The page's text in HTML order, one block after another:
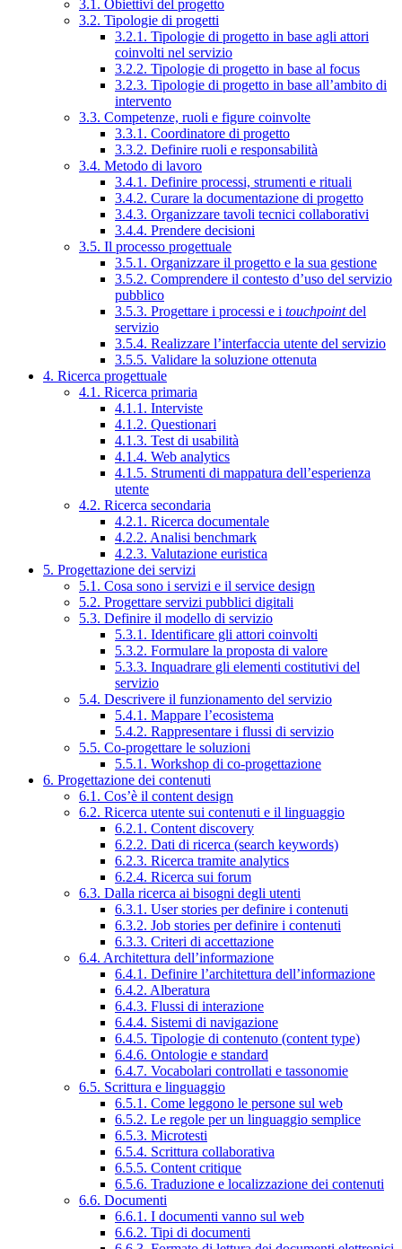
3.1. Obiettivi del progetto
3.2. Tipologie di progetti
3.2.1. Tipologie di progetto in base agli attori
coinvolti nel servizio
3.2.2. Tipologie di progetto in base al focus
3.2.3. Tipologie di progetto in base all’ambito di
intervento
3.3. Competenze, ruoli e figure coinvolte
3.3.1. Coordinatore di progetto
3.3.2. Definire ruoli e responsabilità
3.4. Metodo di lavoro
3.4.1. Definire processi, strumenti e rituali
3.4.2. Curare la documentazione di progetto
3.4.3. Organizzare tavoli tecnici collaborativi
3.4.4. Prendere decisioni
3.5. Il processo progettuale
3.5.1. Organizzare il progetto e la sua gestione
3.5.2. Comprendere il contesto d’uso del servizio
pubblico
3.5.3. Progettare i processi e i touchpointdel
servizio
3.5.4. Realizzare l’interfaccia utente del servizio
3.5.5. Validare la soluzione ottenuta
4. Ricerca progettuale
4.1. Ricerca primaria
4.1.1. Interviste
4.1.2. Questionari
4.1.3. Test di usabilità
4.1.4. Web analytics
4.1.5. Strumenti di mappatura dell’esperienza
utente
4.2. Ricerca secondaria
4.2.1. Ricerca documentale
4.2.2. Analisi benchmark
4.2.3. Valutazione euristica
5. Progettazione dei servizi
5.1. Cosa sono i servizi e il service design
5.2. Progettare servizi pubblici digitali
5.3. Definire il modello di servizio
5.3.1. Identificare gli attori coinvolti
5.3.2. Formulare la proposta di valore
5.3.3. Inquadrare gli elementi costitutivi del
servizio
5.4. Descrivere il funzionamento del servizio
5.4.1. Mappare l’ecosistema
5.4.2. Rappresentare i flussi di servizio
5.5. Co-progettare le soluzioni
5.5.1. Workshop di co-progettazione
6. Progettazione dei contenuti
6.1. Cos’è il content design
6.2. Ricerca utente sui contenuti e il linguaggio
6.2.1. Content discovery
6.2.2. Dati di ricerca (search keywords)
6.2.3. Ricerca tramite analytics
6.2.4. Ricerca sui forum
6.3. Dalla ricerca ai bisogni degli utenti
6.3.1. User stories per definire i contenuti
6.3.2. Job stories per definire i contenuti
6.3.3. Criteri di accettazione
6.4. Architettura dell’informazione
6.4.1. Definire l’architettura dell’informazione
6.4.2. Alberatura
6.4.3. Flussi di interazione
6.4.4. Sistemi di navigazione
6.4.5. Tipologie di contenuto (content type)
6.4.6. Ontologie e standard
6.4.7. Vocabolari controllati e tassonomie
6.5. Scrittura e linguaggio
6.5.1. Come leggono le persone sul web
6.5.2. Le regole per un linguaggio semplice
6.5.3. Microtesti
6.5.4. Scrittura collaborativa
6.5.5. Content critique
6.5.6. Traduzione e localizzazione dei contenuti
6.6. Documenti
6.6.1. I documenti vanno sul web
6.6.2. Tipi di documenti